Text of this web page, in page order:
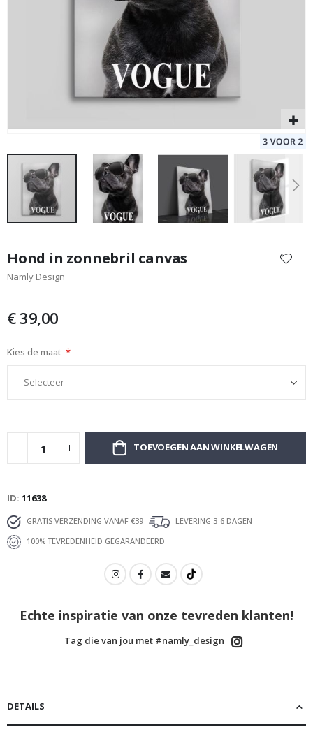
Price
25,00 €
het
begin
afbeeldingen-
Hond in zonnebril canvas
Namly Design
€ 39,00
Kies de maat
TOEVOEGEN AAN WINKELWAGEN
ID 11638
GRATIS VERZENDING VANAF €39
LEVERING 3-6 DAGEN
100% TEVREDENHEID GEGARANDEERD
Echte inspiratie van onze tevreden klanten!
Tag die van jou met #namly_design
DETAILS